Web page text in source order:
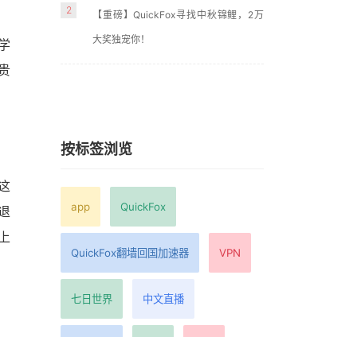
2 【重磅】QuickFox寻找中秋锦鲤，2万
大奖独宠你！
按标签浏览
app QuickFox
QuickFox翻墙回国加速器 VPN
七日世界 中文直播